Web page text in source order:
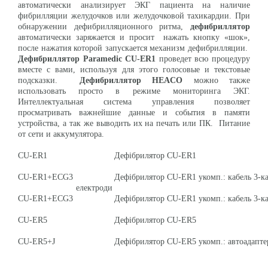
автоматически анализирует ЭКГ пациента на наличие
фибрилляции желудочков или желудочковой тахикардии. При
обнаружении дефибрилляционного ритма, дефибриллятор
автоматически заряжается и просит нажать кнопку «шок»,
после нажатия которой запускается механизм дефибрилляции.
Дефибриллятор Paramedic CU-ER1 проведет всю процедуру
вместе с вами, используя для этого голосовые и текстовые
подсказки. ДефибрилляторHEACO можно также
использовать просто в режиме мониторинга ЭКГ.
Интеллектуальная система управления позволяет
просматривать важнейшие данные и события в памяти
устройства, а так же выводить их на печать или ПК. Питание
от сети и аккумулятора.
CU-ER1 Дефібрилятор CU-ER1
CU-ER1+ECG3
Дефібрилятор CU-ER1 укомп.: кабель 3-
електроди
CU-ER1+ECG3
Дефібрилятор CU-ER1 укомп.: кабель 3-
CU-ER5 Дефібрилятор CU-ER5
CU-ER5+J Дефібрилятор CU-ER5 укомп.: